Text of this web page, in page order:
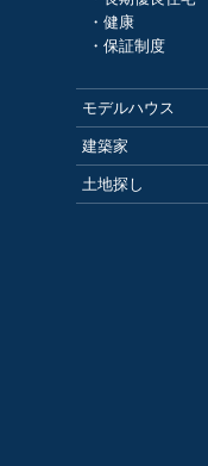
・健康
・保証制度
モデルハウス
建築家
土地探し